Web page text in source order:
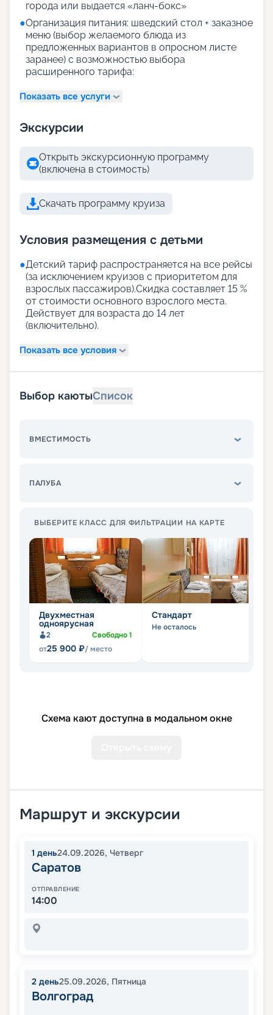
города или выдается «ланч-бокс»
●Организация питания: шведский стол + заказное
меню (выбор желаемого блюда из
предложенных вариантов в опросном листе
заранее) с возможностью выбора
расширенного тарифа:
Показать все услуги
Экскурсии
Открыть экскурсионную программу
(включена в стоимость)
Скачать программу круиза
Условия размещения с детьми
●Детский тариф распространяется на все рейсы
(за исключением круизов с приоритетом для
взрослых пассажиров).Скидка составляет 15 %
от стоимости основного взрослого места.
Действует для возраста до 14 лет
(включительно).
Показать все условия
Выбор каютыСписок
ВМЕСТИМОСТЬ
ПАЛУБА
ВЫБЕРИТЕ КЛАСС ДЛЯ ФИЛЬТРАЦИИ НА КАРТЕ
Двухместная
одноярусная
2 Свободно1
от25 900 ₽/ место
Стандарт
Не осталось
Схема кают доступна в модальном окне
Маршрут и экскурсии
1 день24.09.2026, Четверг
Саратов
ОТПРАВЛЕНИЕ
14:00
2 день25.09.2026, Пятница
Волгоград